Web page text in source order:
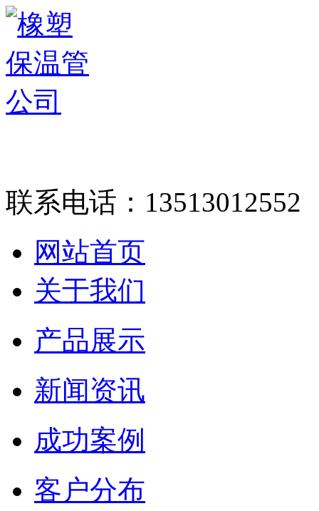
联系电话： 13513012552
网站首页
关于我们
产品展示
新闻资讯
成功案例
客户分布